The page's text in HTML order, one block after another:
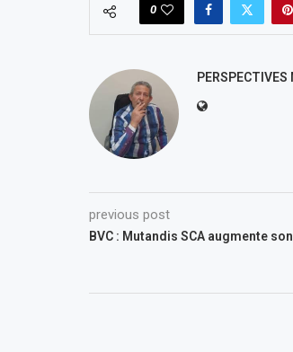
0
PERSPECTIVES
previous post
BVC : Mutandis SCA augmente